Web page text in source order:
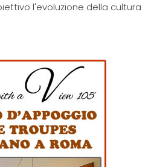
l'evoluzione della cultura